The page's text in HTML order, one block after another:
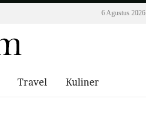
6 Agustus 2026
Travel Kuliner